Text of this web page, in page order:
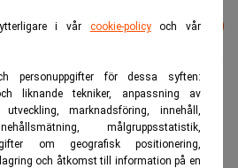
i vår cookie-policyoch vår
personuppgifter för dessa syften:
liknande tekniker, anpassning av
marknadsföring, innehåll,
målgruppsstatistik,
om geografisk positionering,
och åtkomst till information på en
nyhetsbrev
Prenumerera